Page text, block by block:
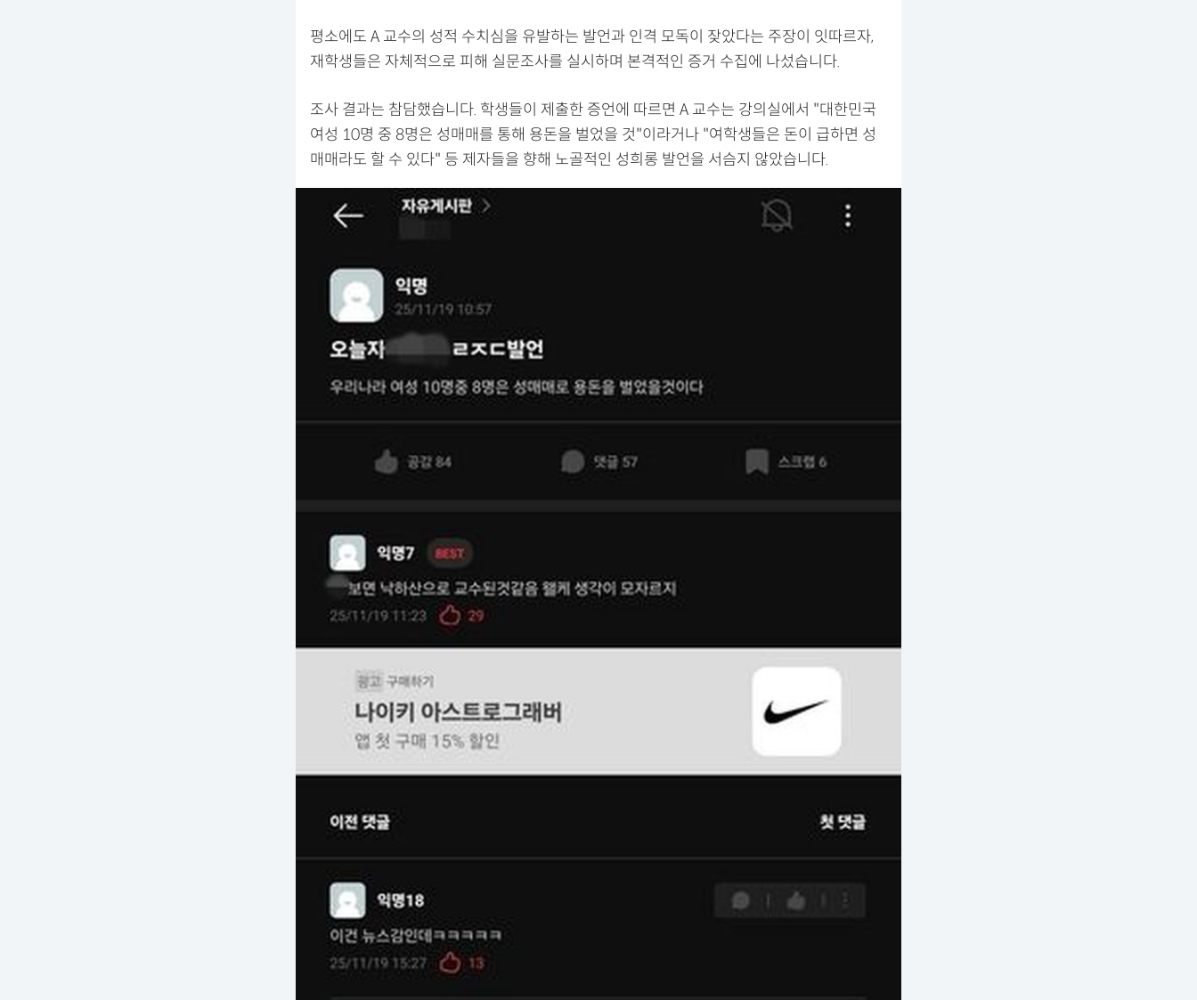
평소에도 A 교수의 성적 수치심을 유발하는 발언과 인격 모독이 잦았다는 주장이 잇따르자,
재학생들은 자체적으로 피해 실문조사를 실시하며 본격적인 증거 수집에 나섰습니다.
조사 결과는 참담했습니다. 학생들이 제출한 증언에 따르면 A 교수는 강의실에서 "대한민국
여성 10명 중 8명은 성매매를 통해 용돈을 벌었을 것"이라거나 "여학생들은 돈이 급하면 성
매매라도 할 수 있다" 등 제자들을 향해 노골적인 성희롱 발언을 서슴지 않았습니다.